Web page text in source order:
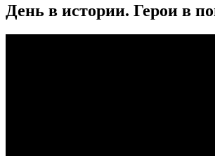
День в истории. Герои в